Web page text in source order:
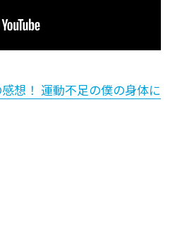
想！ 運動不足の僕の身体に